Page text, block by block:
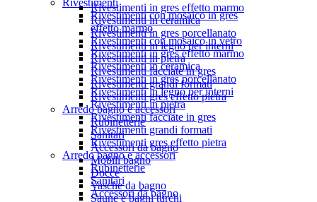
Rivestimenti
Rivestimenti con mosaico in gres
effetto marmo
Rivestimenti con mosaico in vetro
Rivestimenti in gres effetto marmo
Rivestimenti in ceramica
Rivestimenti in gres porcellanato
Rivestimenti in legno per interni
Rivestimenti in pietra
Rivestimenti facciate in gres
Rivestimenti grandi formati
Rivestimenti gres effetto pietra
Arredo bagno e accessori
Rubinetterie
Sanitari
Accessori da bagno
Rivestimenti in gres effetto marmo
Rivestimenti in ceramica
Rivestimenti in gres porcellanato
Rivestimenti in legno per interni
Rivestimenti in pietra
Rivestimenti facciate in gres
Rivestimenti grandi formati
Rivestimenti gres effetto pietra
Arredo bagno e accessori
Rubinetterie
Sanitari
Accessori da bagno
Mobili bagno
Docce
Vasche da bagno
Saune e bagni turchi